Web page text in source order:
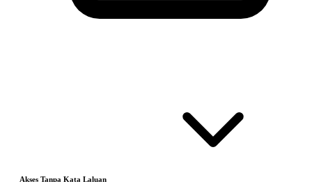
Akses Tanpa Kata Laluan